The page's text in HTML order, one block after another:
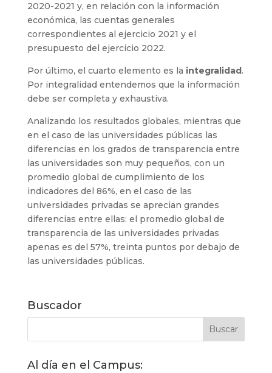
2020-2021 y, en relación con la información
económica, las cuentas generales
correspondientes al ejercicio 2021 y el
presupuesto del ejercicio 2022.
Por último, el cuarto elemento es la integralidad.
Por integralidad entendemos que la información
debe ser completa y exhaustiva.
Analizando los resultados globales, mientras que
en el caso de las universidades públicas las
diferencias en los grados de transparencia entre
las universidades son muy pequeños, con un
promedio global de cumplimiento de los
indicadores del 86%, en el caso de las
universidades privadas se aprecian grandes
diferencias entre ellas: el promedio global de
transparencia de las universidades privadas
apenas es del 57%, treinta puntos por debajo de
las universidades públicas.
Buscador
Al día en el Campus: